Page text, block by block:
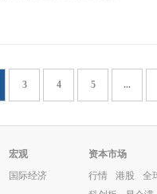
3 4 5 ...
宏观
国际经济
资本市场
行情
港股 全